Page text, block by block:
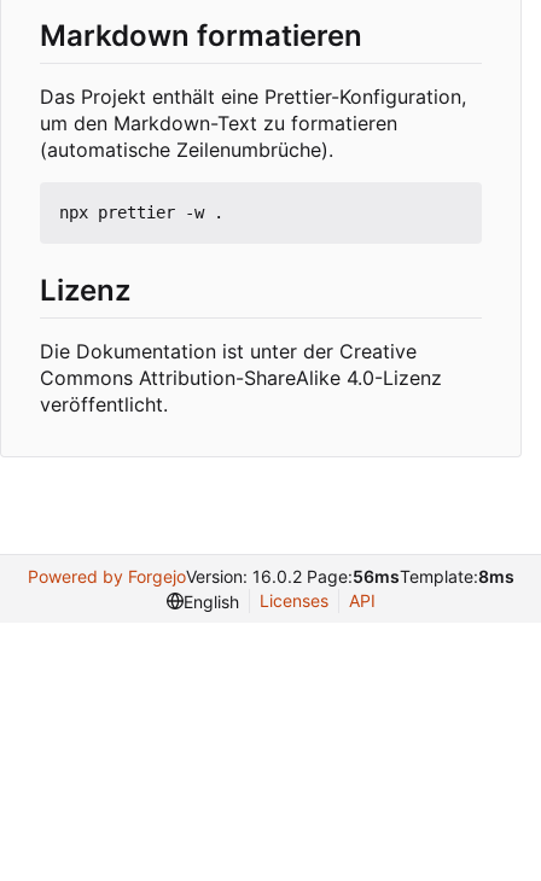
Markdown formatieren
Das Projekt enthält eine Prettier-Konfiguration,
um den Markdown-Text zu formatieren
(automatische Zeilenumbrüche).
Lizenz
Die Dokumentation ist unter der Creative
Commons Attribution-ShareAlike 4.0-Lizenz
veröffentlicht.
Powered by ForgejoVersion: 16.0.2 Page:56msTemplate:8ms
English
Licenses API